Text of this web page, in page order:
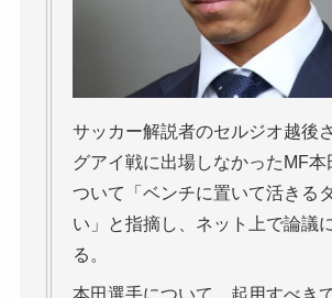
サッカー解説者のセルジオ越後
グアイ戦に出場しなかったMF本
ついて「ベンチに置いて活きる
い」と指摘し、ネット上で論議
る。